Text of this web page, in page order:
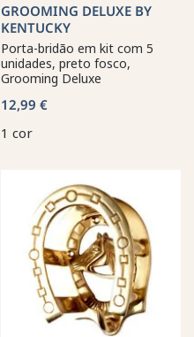
GROOMING DELUXE BY
KENTUCKY
Porta-bridão em kit com 5
unidades, preto fosco,
Grooming Deluxe
12,99 €
1 cor